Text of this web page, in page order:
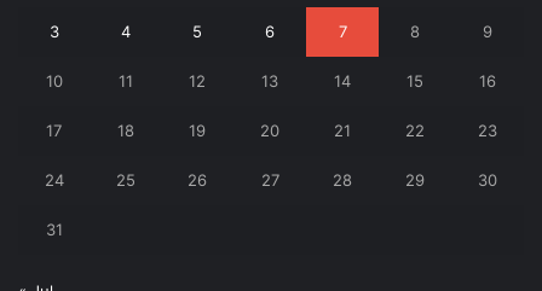
3 4 5 6 7 8 9
10 11 12 13 14 15 16
17 18 19 20 21 22 23
24 25 26 27 28 29 30
31